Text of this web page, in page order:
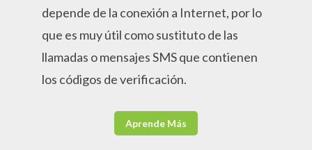
depende de la conexión a Internet, por lo
que es muy útil como sustituto de las
llamadas o mensajes SMS que contienen
los códigos de verificación.
Aprende Más